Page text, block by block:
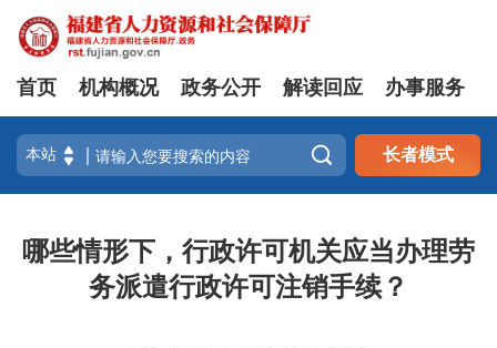
首页 机构概况 政务公开 解读回应 办事服务
 长者模式
哪些情形下，行政许可机关应当办理劳
务派遣行政许可注销手续？